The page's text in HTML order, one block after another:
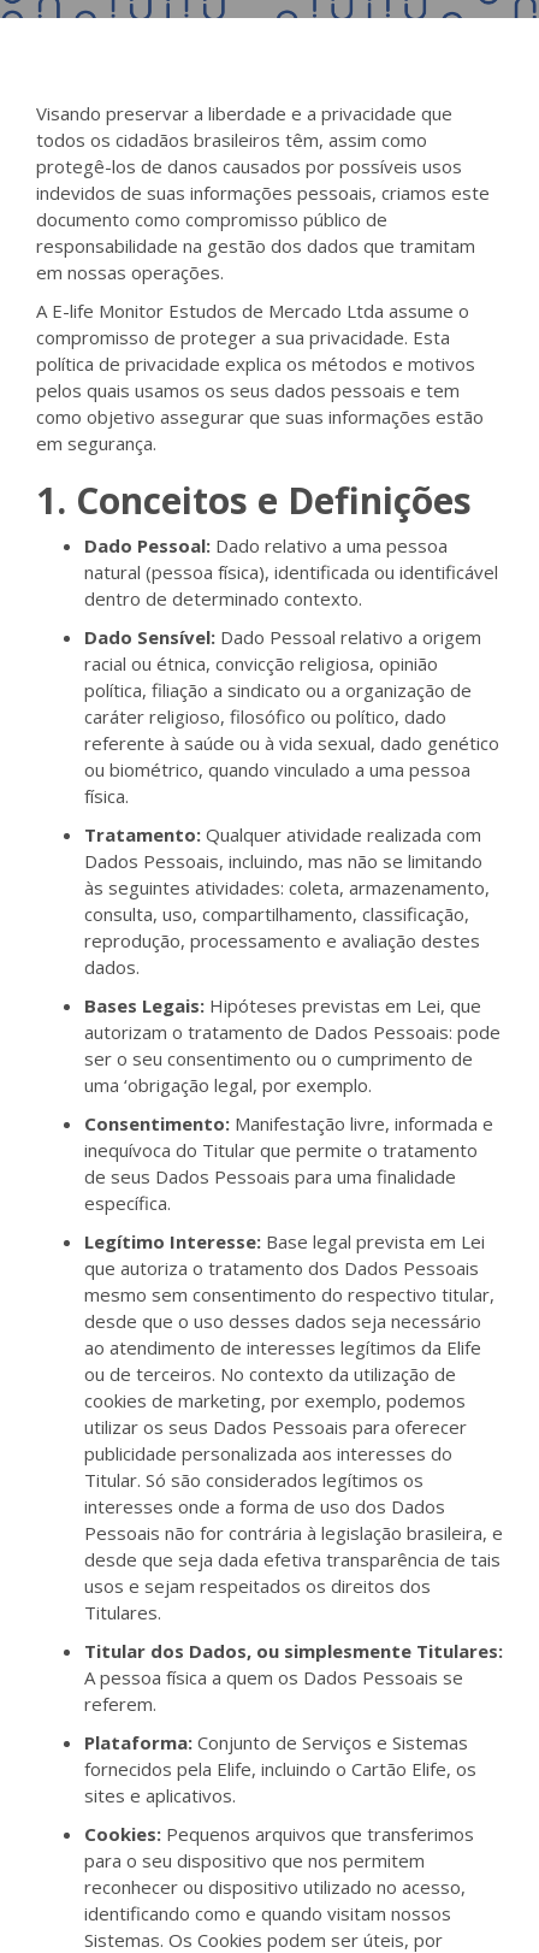
Visando preservar a liberdade e a privacidade que
todos os cidadãos brasileiros têm, assim como
protegê-los de danos causados por possíveis usos
indevidos de suas informações pessoais, criamos este
documento como compromisso público de
responsabilidade na gestão dos dados que tramitam
em nossas operações.
A E-life Monitor Estudos de Mercado Ltda assume o
compromisso de proteger a sua privacidade. Esta
política de privacidade explica os métodos e motivos
pelos quais usamos os seus dados pessoais e tem
como objetivo assegurar que suas informações estão
em segurança.
1. Conceitos e Definições
Dado Pessoal: Dado relativo a uma pessoa
natural (pessoa física), identificada ou identificável
dentro de determinado contexto.
Dado Sensível: Dado Pessoal relativo a origem
racial ou étnica, convicção religiosa, opinião
política, filiação a sindicato ou a organização de
caráter religioso, filosófico ou político, dado
referente à saúde ou à vida sexual, dado genético
ou biométrico, quando vinculado a uma pessoa
física.
Tratamento: Qualquer atividade realizada com
Dados Pessoais, incluindo, mas não se limitando
às seguintes atividades: coleta, armazenamento,
consulta, uso, compartilhamento, classificação,
reprodução, processamento e avaliação destes
dados.
Bases Legais: Hipóteses previstas em Lei, que
autorizam o tratamento de Dados Pessoais: pode
ser o seu consentimento ou o cumprimento de
uma ‘obrigação legal, por exemplo.
Consentimento: Manifestação livre, informada e
inequívoca do Titular que permite o tratamento
de seus Dados Pessoais para uma finalidade
específica.
Legítimo Interesse: Base legal prevista em Lei
que autoriza o tratamento dos Dados Pessoais
mesmo sem consentimento do respectivo titular,
desde que o uso desses dados seja necessário
ao atendimento de interesses legítimos da Elife
ou de terceiros. No contexto da utilização de
cookies de marketing, por exemplo, podemos
utilizar os seus Dados Pessoais para oferecer
publicidade personalizada aos interesses do
Titular. Só são considerados legítimos os
interesses onde a forma de uso dos Dados
Pessoais não for contrária à legislação brasileira, e
desde que seja dada efetiva transparência de tais
usos e sejam respeitados os direitos dos
Titulares.
Titular dos Dados, ou simplesmente Titulares:
A pessoa física a quem os Dados Pessoais se
referem.
Plataforma: Conjunto de Serviços e Sistemas
fornecidos pela Elife, incluindo o Cartão Elife, os
sites e aplicativos.
Cookies: Pequenos arquivos que transferimos
para o seu dispositivo que nos permitem
reconhecer ou dispositivo utilizado no acesso,
identificando como e quando visitam nossos
Sistemas. Os Cookies podem ser úteis, por